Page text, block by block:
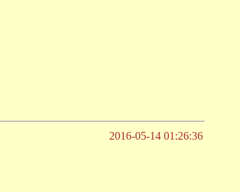
2016-05-14 01:26:36